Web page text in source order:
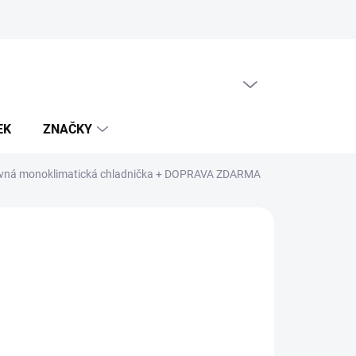
ZNAČKY
monoklimatická chladnička + DOPRAVA ZDARMA